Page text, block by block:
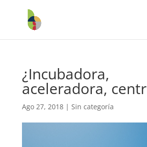
¿Incubadora,
aceleradora,
Ago 27, 2018| Sin categoría